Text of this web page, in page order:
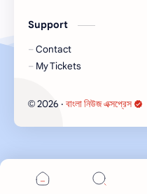
Support
Contact
My Tickets
© 2026 ‧ বাংলা নিউজ এক্সপ্রেস